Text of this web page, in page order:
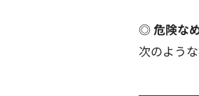
◎ 危険な
次のよう